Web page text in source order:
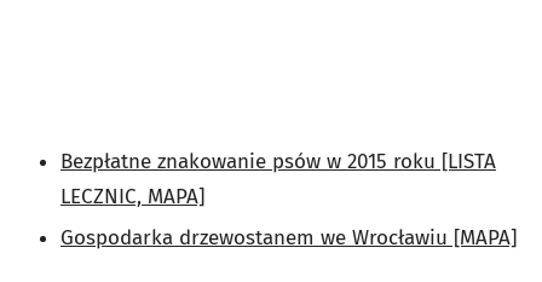
Bezpłatne znakowanie psów w 2015 roku [LISTA
LECZNIC, MAPA]
Gospodarka drzewostanem we Wrocławiu [MAPA]